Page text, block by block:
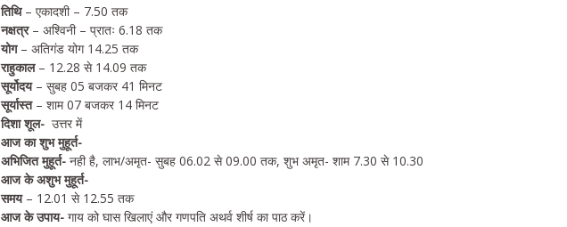
तिथि– एकादशी – 7.50 तक
नक्षत्र– अश्विनी – प्रातः 6.18 तक
योग– अतिगंड योग 14.25 तक
राहुकाल– 12.28 से 14.09 तक
सूर्योदय– सुबह 05 बजकर 41 मिनट
सूर्यास्त– शाम 07 बजकर 14 मिनट
दिशा शूल- उत्तर में
आज का शुभ मुहूर्त-
अभिजित मुहूर्त-नही है, लाभ/अमृत- सुबह 06.02 से 09.00 तक, शुभ अमृत- शाम 7.30 से 10.30
आज के अशुभ मुहूर्त-
समय– 12.01 से 12.55 तक
आज के उपाय- गाय को घास खिलाएं और गणपति अथर्व शीर्ष का पाठ करें।